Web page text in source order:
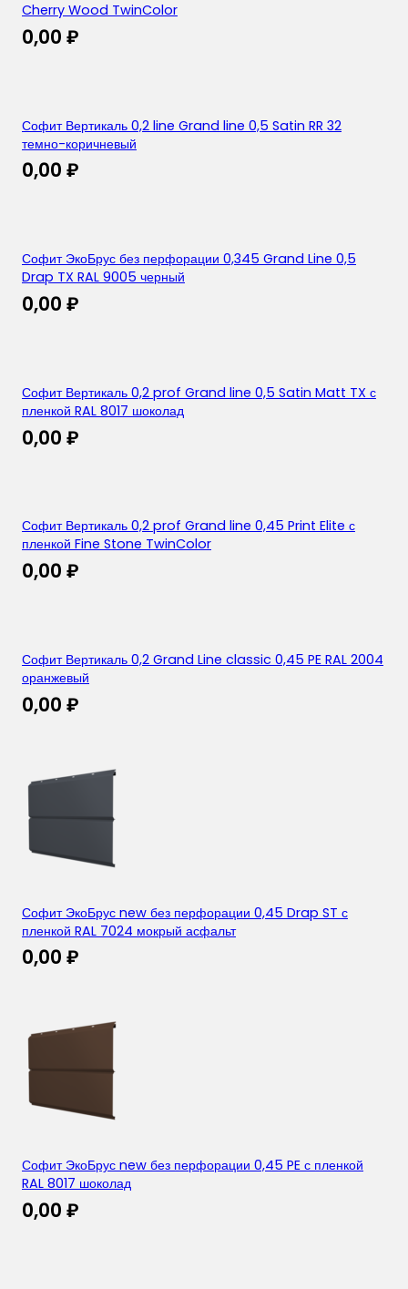
Cherry Wood TwinColor
0,00 ₽
Софит Вертикаль 0,2 line Grand line 0,5 Satin RR 32
темно-коричневый
0,00 ₽
Софит ЭкоБрус без перфорации 0,345 Grand Line 0,5
Drap TX RAL 9005 черный
0,00 ₽
Софит Вертикаль 0,2 prof Grand line 0,5 Satin Matt TX с
пленкой RAL 8017 шоколад
0,00 ₽
Софит Вертикаль 0,2 prof Grand line 0,45 Print Elite с
пленкой Fine Stone TwinColor
0,00 ₽
Софит Вертикаль 0,2 Grand Line classic 0,45 PE RAL 2004
оранжевый
0,00 ₽
Софит ЭкоБрус new без перфорации 0,45 Drap ST с
пленкой RAL 7024 мокрый асфальт
0,00 ₽
Софит ЭкоБрус new без перфорации 0,45 PE с пленкой
RAL 8017 шоколад
0,00 ₽